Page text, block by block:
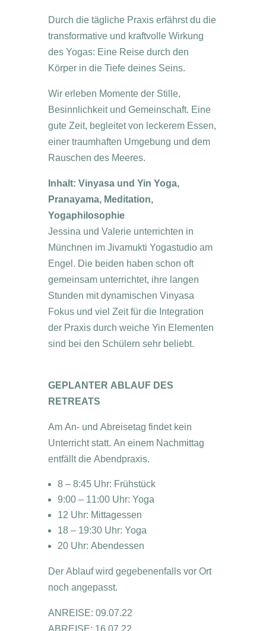
Durch die tägliche Praxis erfährst du die
transformative und kraftvolle Wirkung
des Yogas: Eine Reise durch den
Körper in die Tiefe deines Seins.
Wir erleben Momente der Stille,
Besinnlichkeit und Gemeinschaft. Eine
gute Zeit, begleitet von leckerem Essen,
einer traumhaften Umgebung und dem
Rauschen des Meeres.
Inhalt: Vinyasa und Yin Yoga,
Pranayama, Meditation,
Yogaphilosophie
Jessina und Valerie unterrichten in
Münchnen im Jivamukti Yogastudio am
Engel. Die beiden haben schon oft
gemeinsam unterrichtet, ihre langen
Stunden mit dynamischen Vinyasa
Fokus und viel Zeit für die Integration
der Praxis durch weiche Yin Elementen
sind bei den Schülern sehr beliebt.
GEPLANTER ABLAUF DES
RETREATS
Am An- und Abreisetag findet kein
Unterricht statt. An einem Nachmittag
entfällt die Abendpraxis.
8 – 8:45 Uhr: Frühstück
9:00 – 11:00 Uhr: Yoga
12 Uhr: Mittagessen
18 – 19:30 Uhr: Yoga
20 Uhr: Abendessen
Der Ablauf wird gegebenenfalls vor Ort
noch angepasst.
ANREISE: 09.07.22
ABREISE: 16.07.22